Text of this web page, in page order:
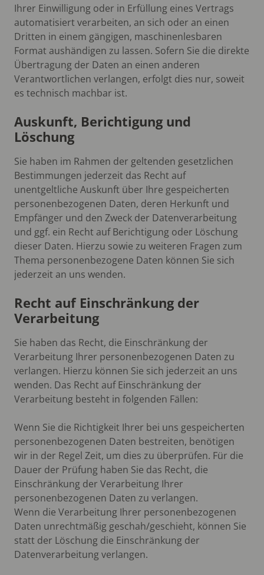
Ihrer Einwilligung oder in Erfüllung eines Vertrags
automatisiert verarbeiten, an sich oder an einen
Dritten in einem gängigen, maschinenlesbaren
Format aushändigen zu lassen. Sofern Sie die direkte
Übertragung der Daten an einen anderen
Verantwortlichen verlangen, erfolgt dies nur, soweit
es technisch machbar ist.
Auskunft, Berichtigung und
Löschung
Sie haben im Rahmen der geltenden gesetzlichen
Bestimmungen jederzeit das Recht auf
unentgeltliche Auskunft über Ihre gespeicherten
personenbezogenen Daten, deren Herkunft und
Empfänger und den Zweck der Datenverarbeitung
und ggf. ein Recht auf Berichtigung oder Löschung
dieser Daten. Hierzu sowie zu weiteren Fragen zum
Thema personenbezogene Daten können Sie sich
jederzeit an uns wenden.
Recht auf Einschränkung der
Verarbeitung
Sie haben das Recht, die Einschränkung der
Verarbeitung Ihrer personenbezogenen Daten zu
verlangen. Hierzu können Sie sich jederzeit an uns
wenden. Das Recht auf Einschränkung der
Verarbeitung besteht in folgenden Fällen:
Wenn Sie die Richtigkeit Ihrer bei uns gespeicherten
personenbezogenen Daten bestreiten, benötigen
wir in der Regel Zeit, um dies zu überprüfen. Für die
Dauer der Prüfung haben Sie das Recht, die
Einschränkung der Verarbeitung Ihrer
personenbezogenen Daten zu verlangen.
Wenn die Verarbeitung Ihrer personenbezogenen
Daten unrechtmäßig geschah/geschieht, können Sie
statt der Löschung die Einschränkung der
Datenverarbeitung verlangen.